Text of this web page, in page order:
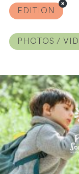
EDITION
PHOTOS /